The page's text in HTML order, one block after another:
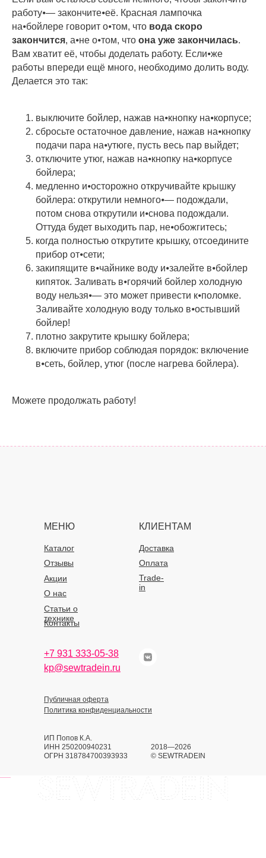
работу⦁— закончите⦁её. Красная лампочка
на⦁бойлере говорит о⦁том, что вода скоро
закончится, а⦁не о⦁том, что она уже закончилась.
Вам хватит её, чтобы доделать работу. Если⦁же
работы впереди ещё много, необходимо долить воду.
Делается это так:
выключите бойлер, нажав на⦁кнопку на⦁корпусе;
сбросьте остаточное давление, нажав на⦁кнопку
подачи пара на⦁утюге, пусть весь пар выйдет;
отключите утюг, нажав на⦁кнопку на⦁корпусе
бойлера;
медленно и⦁осторожно откручивайте крышку
бойлера: открутили немного⦁— подождали,
потом снова открутили и⦁снова подождали.
Оттуда будет выходить пар, не⦁обожгитесь;
когда полностью открутите крышку, отсоедините
прибор от⦁сети;
закипящите в⦁чайнике воду и⦁залейте в⦁бойлер
кипяток. Заливать в⦁горячий бойлер холодную
воду нельзя⦁— это может привести к⦁поломке.
Заливайте холодную воду только в⦁остывший
бойлер!
плотно закрутите крышку бойлера;
включите прибор соблюдая порядок: включение
в⦁сеть, бойлер, утюг (после нагрева бойлера).
Можете продолжать работу!
МЕНЮ КЛИЕНТАМ
Каталог
О нас
Доставка
Статьи о
технике
Оплата
Отзывы
Акции
Контакты
Trade-
in
+7 931 333-05-38
kp@sewtradein.ru
ИП Попов К.А.
ИНН 250200940231
ОГРН 318784700393933
Политика конфиденциальности
Публичная оферта
2018—2026
© SEWTRADEIN